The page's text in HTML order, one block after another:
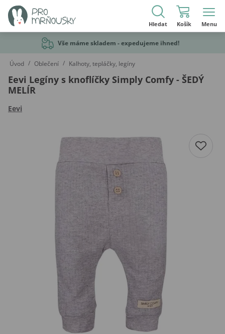
Hledat Košík Menu
Vše máme skladem - expedujeme ihned!
Úvod / Oblečení / Kalhoty, tepláčky, legíny
Eevi Legíny s knoflíčky Simply Comfy - ŠEDÝ
MELÍR
Eevi